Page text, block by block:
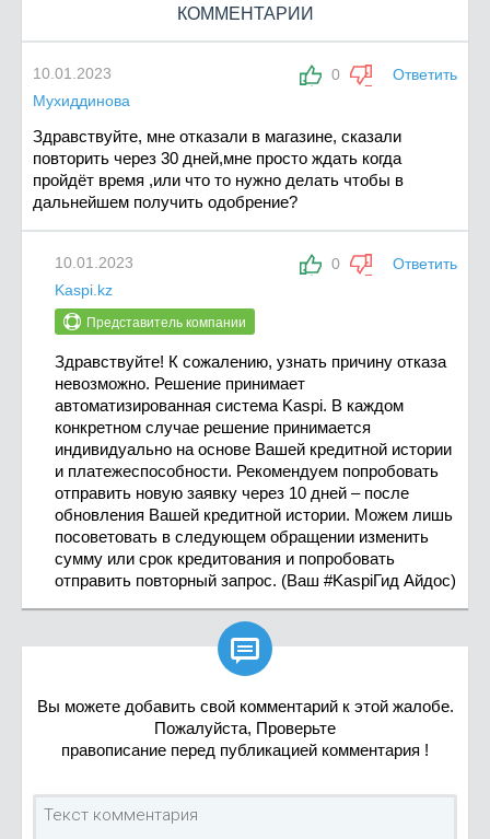
КОММЕНТАРИИ
0 Ответить
10.01.2023
Мухиддинова
Здравствуйте, мне отказали в магазине, сказали
повторить через 30 дней,мне просто ждать когда
пройдёт время ,или что то нужно делать чтобы в
дальнейшем получить одобрение?
0 Ответить
10.01.2023
Kaspi.kz
Представитель компании
Здравствуйте! К сожалению, узнать причину отказа
невозможно. Решение принимает
автоматизированная система Kaspi. В каждом
конкретном случае решение принимается
индивидуально на основе Вашей кредитной истории
и платежеспособности. Рекомендуем попробовать
отправить новую заявку через 10 дней – после
обновления Вашей кредитной истории. Можем лишь
посоветовать в следующем обращении изменить
сумму или срок кредитования и попробовать
отправить повторный запрос. (Ваш #KaspiГид Айдос)

Вы можете добавить свой комментарий к этой жалобе.
Пожалуйста, Проверьте
правописание перед публикацией комментария !